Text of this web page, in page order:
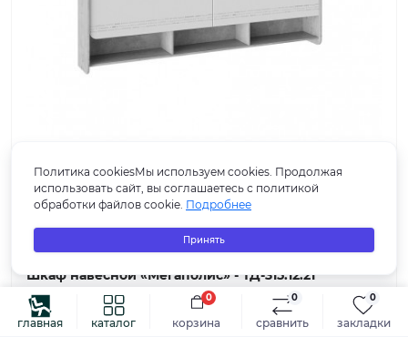
главная каталог сравнить
0
закладки
0
корзина
0
продано
Шкаф навесной «Мегаполис» - ТД-315.12.21
Бунратти, Белый с рисунком
0
Политика cookiesМы используем cookies. Продолжая
использовать сайт, вы соглашаетесь с политикой
обработки файлов cookie. Подробнее
Принять